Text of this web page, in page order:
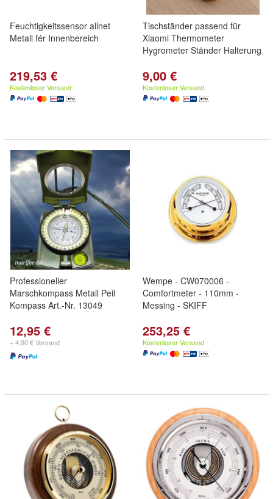
Feuchtigkeitssensor allnet
Metall fér Innenbereich
219,53 €
Kostenloser Versand
Tischständer passend für
Xiaomi Thermometer
Hygrometer Ständer Halterung
9,00 €
Kostenloser Versand
Professioneller
Marschkompass Metall Peil
Kompass Art.-Nr. 13049
12,95 €
+ 4,90 € Versand
Wempe - CW070006 -
Comfortmeter - 110mm -
Messing - SKIFF
253,25 €
Kostenloser Versand